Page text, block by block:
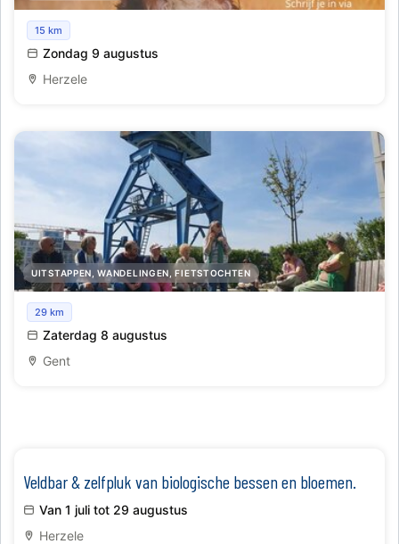
Walk for Junior
15 km
Zondag 9 augustus
Herzele
UITSTAPPEN, WANDELINGEN, FIETSTOCHTEN
De oude havenbuurt herleeft
29 km
Zaterdag 8 augustus
Gent
Veldbar & zelfpluk van biologische bessen en bloemen.
Van 1 juli tot 29 augustus
Herzele